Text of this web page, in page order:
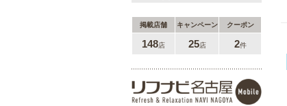
掲載店舗 キャンペーン クーポン
148店 25店 2件